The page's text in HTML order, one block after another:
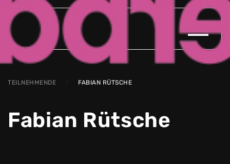
Zum Hauptinhalt springen
TEILNEHMENDE FABIAN RÜTSCHE
Fabian Rütsche